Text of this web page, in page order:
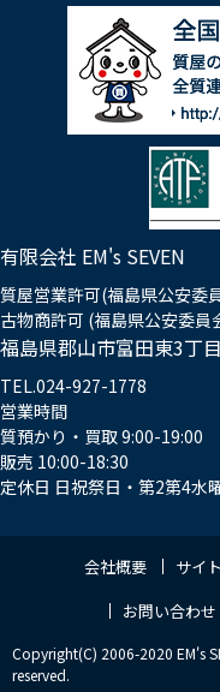
有限会社 EM's SEVEN
質屋営業許可(福島県公安委
古物商許可 (福島県公安委
福島県郡山市富田東3丁
TEL.024-927-1778
営業時間
質預かり・買取 9:00-19:00
販売 10:00-18:30
定休日 日祝祭日・第2第4水
会社概要 サイ
お問い合わせ
Copyright(C) 2006-2020 EM's
reserved.